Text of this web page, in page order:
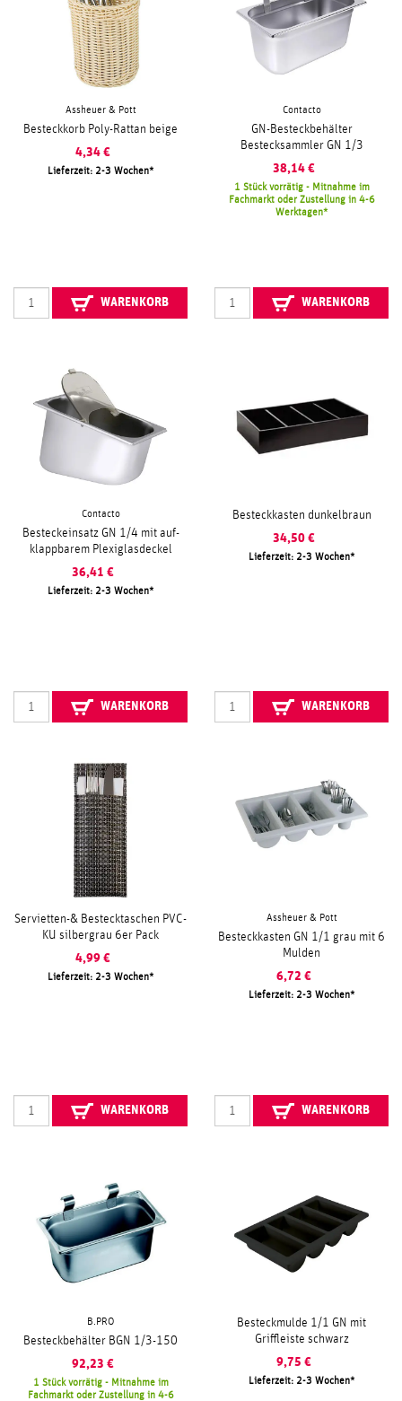
Assheuer & Pott
Besteckkorb Poly-Rattan beige
4,34 €
Lieferzeit: 2-3 Wochen
WARENKORB
Contacto
GN-Besteckbehälter
Bestecksammler GN 1/3
38,14 €
1 Stück vorrätig - Mitnahme im
Fachmarkt oder Zustellung in 4-6
Werktagen
WARENKORB
Contacto
Besteckeinsatz GN 1/4 mit auf-
klappbarem Plexiglasdeckel
36,41 €
Lieferzeit: 2-3 Wochen
WARENKORB
Besteckkasten dunkelbraun
34,50 €
Lieferzeit: 2-3 Wochen
WARENKORB
Servietten-& Bestecktaschen PVC-
KU silbergrau 6er Pack
4,99 €
Lieferzeit: 2-3 Wochen
WARENKORB
Assheuer & Pott
Besteckkasten GN 1/1 grau mit 6
Mulden
6,72 €
Lieferzeit: 2-3 Wochen
WARENKORB
B.PRO
Besteckbehälter BGN 1/3-150
92,23 €
1 Stück vorrätig - Mitnahme im
Fachmarkt oder Zustellung in 4-6
Besteckmulde 1/1 GN mit
Griffleiste schwarz
9,75 €
Lieferzeit: 2-3 Wochen